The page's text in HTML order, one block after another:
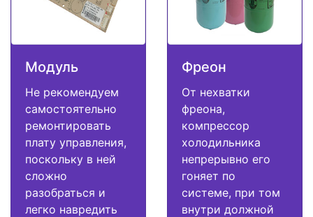
Модуль
Не рекомендуем
самостоятельно
ремонтировать
плату управления,
поскольку в ней
сложно
разобраться и
легко навредить
Фреон
От нехватки
фреона,
компрессор
холодильника
непрерывно его
гоняет по
системе, при том
внутри должной